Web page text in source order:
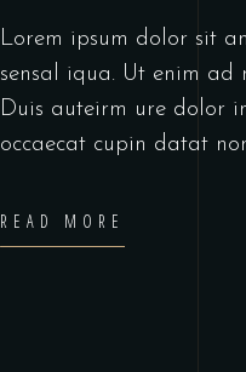
Lorem ipsum dolor sit
sensal iqua. Ut enim
Duis auteirm ure dolor
occaecat cupin datat
READ MORE